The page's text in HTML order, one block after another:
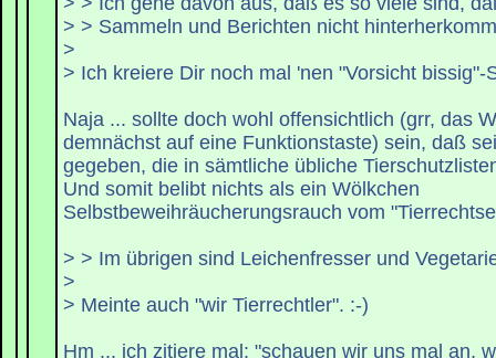
> > Sammeln und Berichten nicht
>
> Ich kreiere Dir noch mal 'nen "Vorsicht bissig"-
Naja ... sollte doch wohl offensichtlich (grr, das
demnächst auf eine Funktionstaste) sein, daß
gegeben, die in sämtliche übliche
Und somit belibt nichts als ein Wölkchen
Selbstbeweihräucherungsrauch vom
> > Im übrigen sind Leichenfresser und
>
> Meinte auch "wir Tierrechtler". :-)
Hm ... ich zitiere mal: "schauen wir uns mal an,